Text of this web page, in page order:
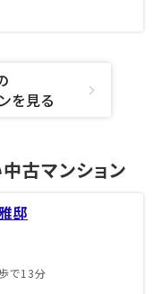
を見る
古マンション
邸
で13分